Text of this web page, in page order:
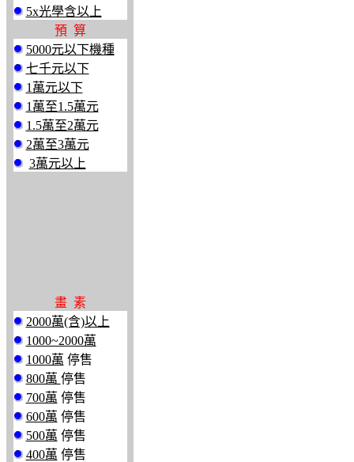
5x光學含以上
預 算
5000元以下機種
七千元以下
1萬元以下
1萬至1.5萬元
1.5萬至2萬元
2萬至3萬元
3萬元以上
畫 素
2000萬(含)以上
1000~2000萬
1000萬 停售
800萬 停售
700萬 停售
600萬 停售
500萬 停售
400萬 停售